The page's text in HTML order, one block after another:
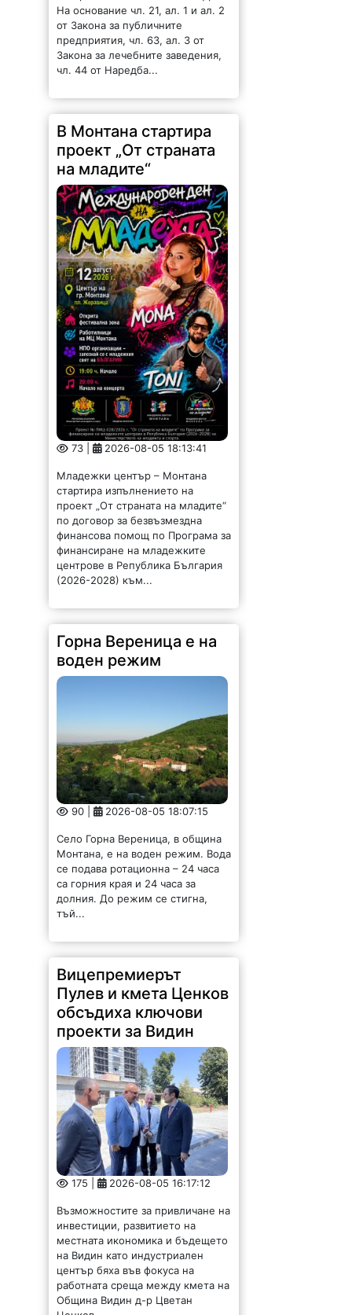
На основание чл. 21, ал. 1 и ал. 2
от Закона за публичните
предприятия, чл. 63, ал. 3 от
Закона за лечебните заведения,
чл. 44 от Наредба...
В Монтана стартира
проект „От страната
на младите“
73 | 2026-08-05 18:13:41
Младежки център – Монтана
стартира изпълнението на
проект „От страната на младите“
по договор за безвъзмездна
финансова помощ по Програма за
финансиране на младежките
центрове в Република България
(2026-2028) към...
Горна Вереница е на
воден режим
90 | 2026-08-05 18:07:15
Село Горна Вереница, в община
Монтана, е на воден режим. Вода
се подава ротационна – 24 часа
са горния края и 24 часа за
долния. До режим се стигна,
тъй...
Вицепремиерът
Пулев и кмета Ценков
обсъдиха ключови
проекти за Видин
175 | 2026-08-05 16:17:12
Възможностите за привличане на
инвестиции, развитието на
местната икономика и бъдещето
на Видин като индустриален
център бяха във фокуса на
работната среща между кмета на
Община Видин д-р Цветан
Ценков,...